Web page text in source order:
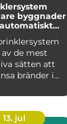
byggnader
de mest
sätten att
bränder i
13. jul